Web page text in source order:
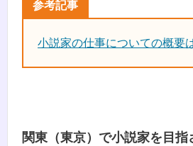
小説家の仕事についての概要
関東（東京）で小説家を目指